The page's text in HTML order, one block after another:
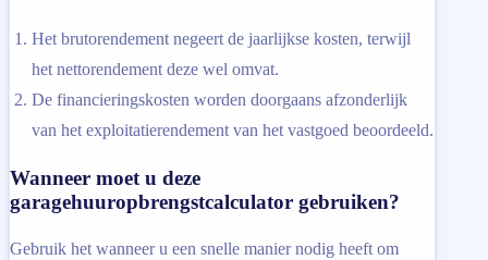
Het brutorendement negeert de jaarlijkse kosten, terwijl
het nettorendement deze wel omvat.
De financieringskosten worden doorgaans afzonderlijk
van het exploitatierendement van het vastgoed beoordeeld.
Wanneer moet u deze
garagehuuropbrengstcalculator gebruiken?
Gebruik het wanneer u een snelle manier nodig heeft om